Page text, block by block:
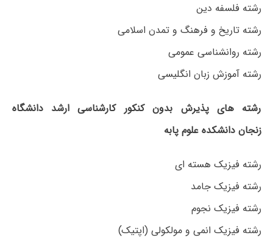
رشته فلسفه دین
رشته تاریخ و فرهنگ و تمدن اسلامی
رشته روانشناسی عمومی
رشته آموزش زبان انگلیسی
رشته های پذیرش بدون کنکور کارشناسی ارشد دانشگاه
زنجان دانشکده علوم پابه
رشته فیزیک هسته ای
رشته فیزیک جامد
رشته فیزیک نجوم
رشته فیزیک انمی و مولکولی (اپتیک)